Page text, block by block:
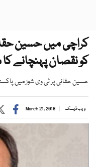
کراچی میں حسین
کو نقصان پہنچانے
حسین حقانی پر ٹی وی شوز میں
ویب ڈیسک March 21, 2018